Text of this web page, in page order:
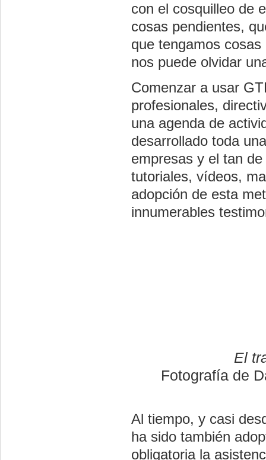
con el cosquilleo de
cosas pendientes,
que tengamos
nos puede olvidar
Comenzar a usar
profesionales,
una agenda de
desarrollado toda
empresas y el tan de
tutoriales, vídeos,
adopción de esta
innumerables
El
Fotografía de
Al tiempo, y casi
ha sido también
obligatoria la